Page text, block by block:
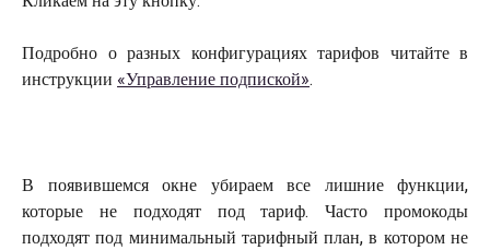
Подробно о разных конфигурациях тарифов читайте в
инструкции «Управление подпиской».
В появившемся окне убираем все лишние функции,
которые не подходят под тариф. Часто промокоды
подходят под минимальный тарифный план, в котором не